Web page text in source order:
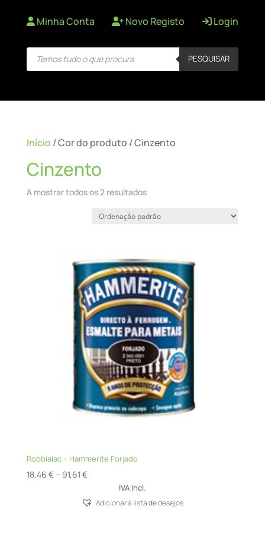
Minha Conta Novo Registo Login
Products
search PESQUISAR
Início / Cor do produto / Cinzento
Cinzento
A mostrar todos os 2 resultados
Robbialac – Hammerite Forjado
18,46 € – 91,61 €Price
18,46 €
IVA Incl.
Adicionar á lista de desejos